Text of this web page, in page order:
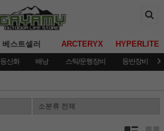
베스트셀러 ARCTERYX HYPERLITE
등산화 배낭 스틱/운행장비 등반장비